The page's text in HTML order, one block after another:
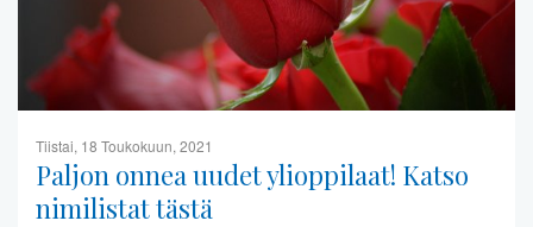
Tiistai, 18 Toukokuun, 2021
Paljon onnea uudet ylioppilaat! Katso
nimilistat tästä